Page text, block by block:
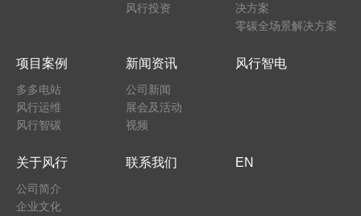
风行投资
决方案
零碳全场景解决方案
项目案例
多多电站
风行运维
风行智碳
新闻资讯
公司新闻
展会及活动
视频
风行智电
关于风行
公司简介
企业文化
联系我们 EN